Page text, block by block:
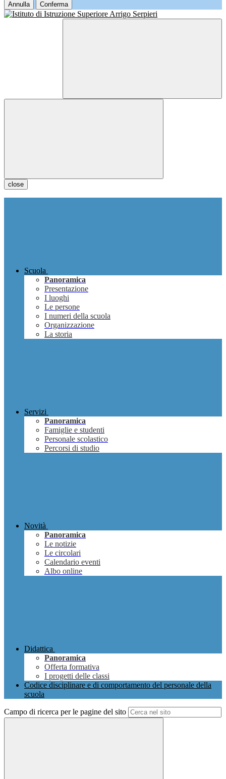
Annulla Conferma
close
Scuola
Panoramica
Presentazione
I luoghi
Le persone
I numeri della scuola
Organizzazione
La storia
Servizi
Panoramica
Famiglie e studenti
Personale scolastico
Percorsi di studio
Novità
Panoramica
Le notizie
Le circolari
Calendario eventi
Albo online
Didattica
Panoramica
Offerta formativa
I progetti delle classi
Codice disciplinare e di comportamento del personale della
scuola
Campo di ricerca per le pagine del sito